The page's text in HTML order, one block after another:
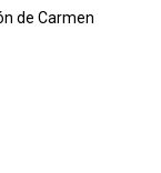
de Carmen